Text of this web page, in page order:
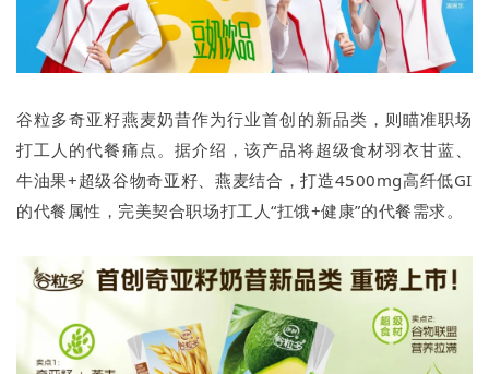
谷粒多奇亚籽燕麦奶昔作为行业首创的新品类，则瞄准职场
打工人的代餐痛点。据介绍，该产品将超级食材羽衣甘蓝、
牛油果+超级谷物奇亚籽、燕麦结合，打造4500mg高纤低GI
的代餐属性，完美契合职场打工人“扛饿+健康”的代餐需求。